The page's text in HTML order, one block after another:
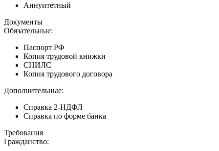
Аннуитетный
Документы
Обязательные:
Паспорт РФ
Копия трудовой книжки
СНИЛС
Копия трудового договора
Дополнительные:
Справка 2-НДФЛ
Справка по форме банка
Требования
Гражданство: